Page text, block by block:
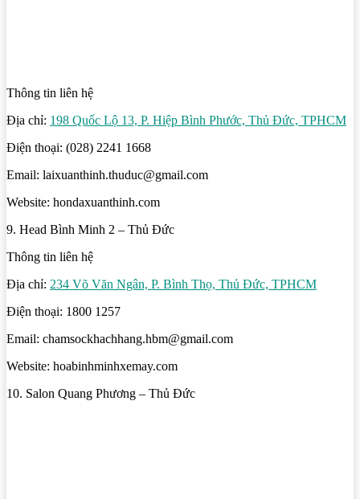
Thông tin liên hệ
Địa chỉ: 198 Quốc Lộ 13, P. Hiệp Bình Phước, Thủ Đức, TPHCM
Điện thoại: (028) 2241 1668
Email: laixuanthinh.thuduc@gmail.com
Website: hondaxuanthinh.com
9. Head Bình Minh 2 – Thủ Đức
Thông tin liên hệ
Địa chỉ: 234 Võ Văn Ngân, P. Bình Thọ, Thủ Đức, TPHCM
Điện thoại: 1800 1257
Email: chamsockhachhang.hbm@gmail.com
Website: hoabinhminhxemay.com
10. Salon Quang Phương – Thủ Đức